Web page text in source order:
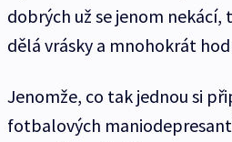
dobrých už se jenom
dělá vrásky a mnohokrát
Jenomže, co tak jednou si
fotbalových